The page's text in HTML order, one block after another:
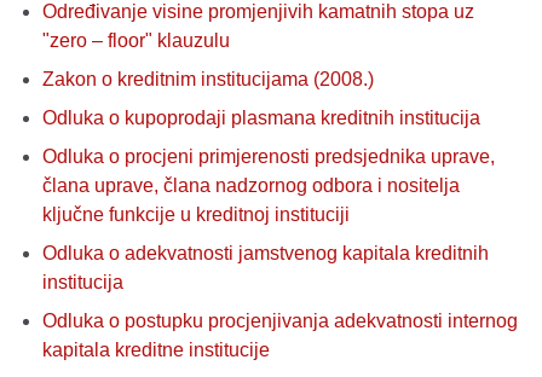
Određivanje visine promjenjivih kamatnih stopa uz
"zero – floor" klauzulu
Zakon o kreditnim institucijama (2008.)
Odluka o kupoprodaji plasmana kreditnih institucija
Odluka o procjeni primjerenosti predsjednika uprave,
člana uprave, člana nadzornog odbora i nositelja
ključne funkcije u kreditnoj instituciji
Odluka o adekvatnosti jamstvenog kapitala kreditnih
institucija
Odluka o postupku procjenjivanja adekvatnosti internog
kapitala kreditne institucije